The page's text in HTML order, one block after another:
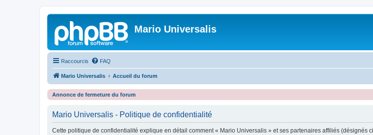
Mario Universalis
Raccourcis FAQ
Mario Universalis Accueil du forum
Annonce de fermeture du forum
Mario Universalis - Politique de confidentialité
Cette politique de confidentialité explique en détail comment « Mario Universalis » et ses partenaires affiliés (désignés